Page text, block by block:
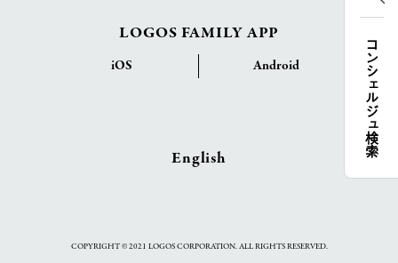
コンシェルジュ検索
LOGOS FAMILY APP
iOS Android
English
COPYRIGHT © 2021 LOGOS CORPORATION. ALL RIGHTS RESERVED.